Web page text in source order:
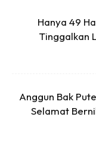
Hanya 49
Tinggalkan
Anggun Bak
Selamat